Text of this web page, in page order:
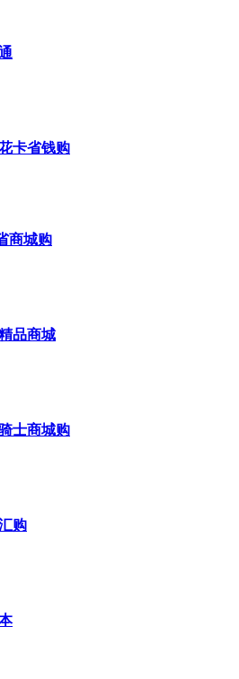
卡省钱购
商城购
品商城
士商城购
购